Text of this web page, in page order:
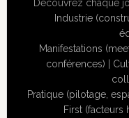
Découvrez chaque
Industrie
Manifestations
conférences)
Pratique (pilotage,
First (facteurs